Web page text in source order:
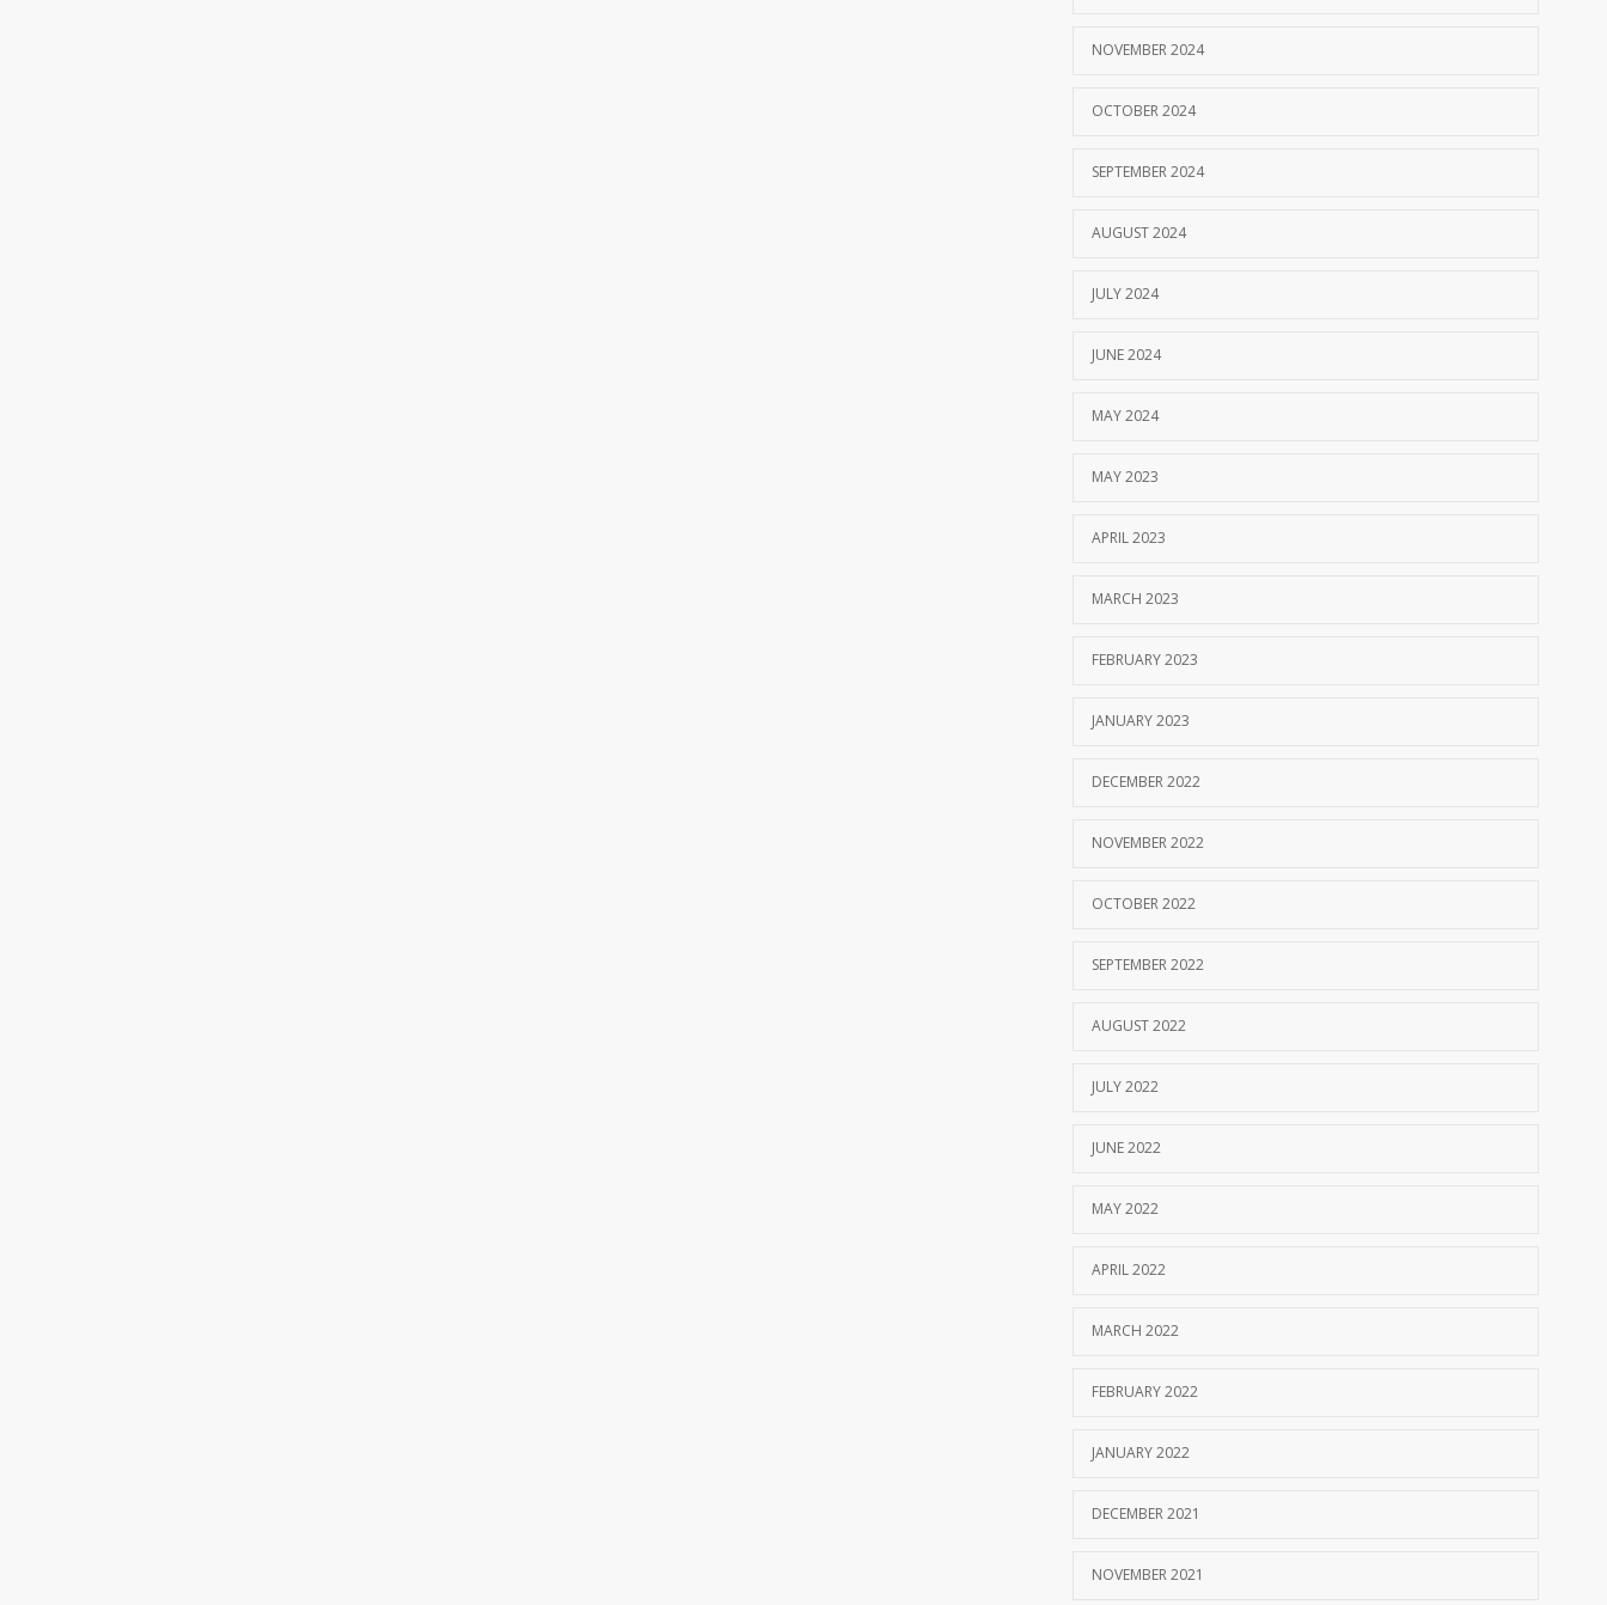
NOVEMBER 2024
OCTOBER 2024
SEPTEMBER 2024
AUGUST 2024
JULY 2024
JUNE 2024
MAY 2024
MAY 2023
APRIL 2023
MARCH 2023
FEBRUARY 2023
JANUARY 2023
DECEMBER 2022
NOVEMBER 2022
OCTOBER 2022
SEPTEMBER 2022
AUGUST 2022
JULY 2022
JUNE 2022
MAY 2022
APRIL 2022
MARCH 2022
FEBRUARY 2022
JANUARY 2022
DECEMBER 2021
NOVEMBER 2021